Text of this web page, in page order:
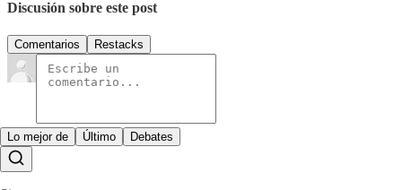
Discusión sobre este post
Comentarios Restacks
Lo mejor de Último Debates